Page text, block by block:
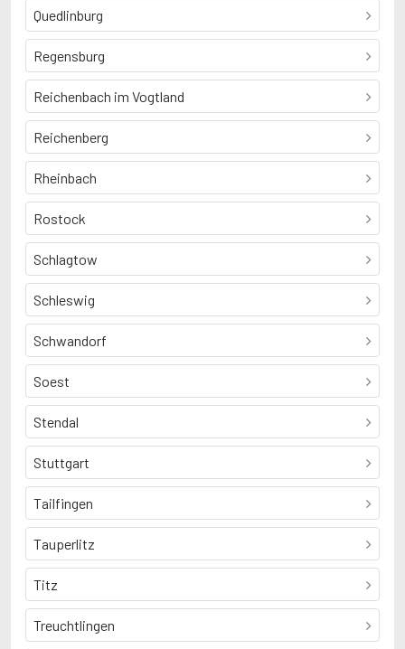
Quedlinburg
Regensburg
Reichenbach im Vogtland
Reichenberg
Rheinbach
Rostock
Schlagtow
Schleswig
Schwandorf
Soest
Stendal
Stuttgart
Tailfingen
Tauperlitz
Titz
Treuchtlingen